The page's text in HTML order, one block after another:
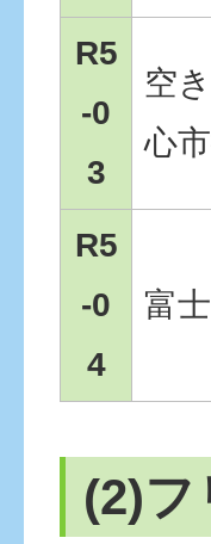
R5
-0
3
空
心
R5
-0
4
富
(2)フ